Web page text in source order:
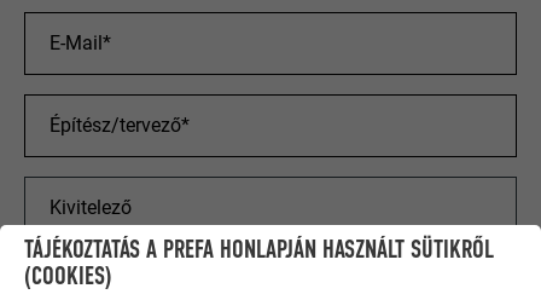
PROJEKT ADATAI
TÁJÉKOZTATÁS A PREFA HONLAPJÁN HASZNÁLT SÜTIKRŐL
(COOKIES)